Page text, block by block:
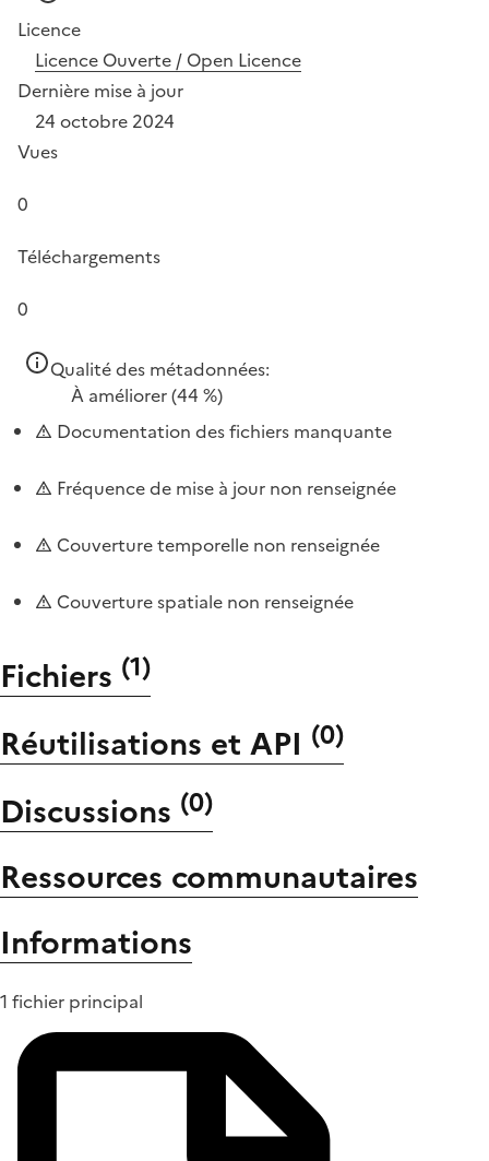
Licence
Licence Ouverte / Open Licence
Dernière mise à jour
24 octobre 2024
Vues
0
Téléchargements
0
Qualité des métadonnées:
À améliorer(44 %)
Documentation des fichiers manquante
Fréquence de mise à jour non renseignée
Couverture temporelle non renseignée
Couverture spatiale non renseignée
Fichiers (1)
Réutilisations et API (0)
Discussions (0)
Ressources communautaires
Informations
1 fichier principal